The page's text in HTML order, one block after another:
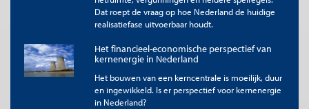
van eerlijke concurrentie, maar van een prijsvoordeel dat mede
ontstaat doordat vervuiling en natuurverlies onvoldoende
worden beprijsd. De kernvraag is daarom of de
duurzaamheidsprincipes van de EU daadwerkelijk doorwerken
op de prijs of slechts goede intenties blijven naast de
marktlogica. Tegelijk rijst de vraag of de EU onder druk van de
huidige geopolitieke ontwikkelingen niet te snel tot een
akkoord wil komen.
Dat roept de vraag op hoe Nederland de huidige
realisatiefase uitvoerbaar houdt.
Het financieel-economische perspectief van
kernenergie in Nederland
Het bouwen van een kerncentrale is moeilijk, duur
en ingewikkeld. Is er perspectief voor kernenergie
in Nederland?